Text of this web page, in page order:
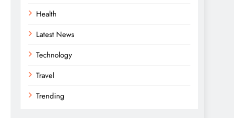
Health
Latest News
Technology
Travel
Trending